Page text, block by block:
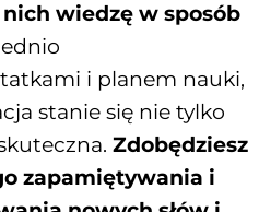
wiedzę w sposób
i planem nauki,
stanie się nie tylko
Zdobędziesz
zapamiętywania i